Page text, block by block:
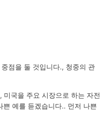
점을 둘 것입니다., 청중의 관
국을 주요 시장으로 하는 자전
쁜 예를 듣겠습니다.. 먼저 나쁜